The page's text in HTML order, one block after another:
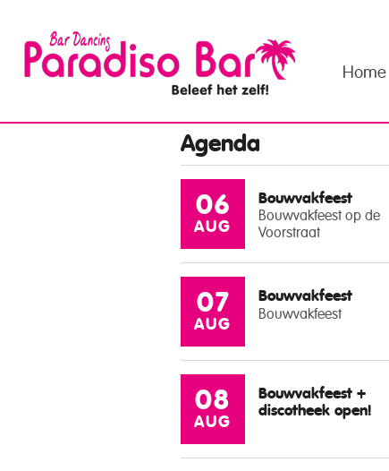
Home
Agenda
06
AUG
Bouwvakfeest
Bouwvakfeest op de
Voorstraat
07
AUG
Bouwvakfeest
Bouwvakfeest
08
AUG
Bouwvakfeest +
discotheek open!